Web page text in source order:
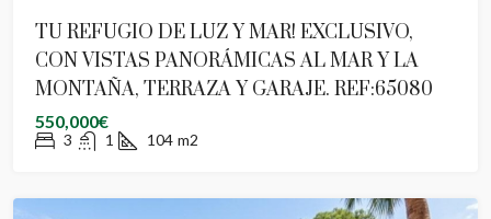
TU REFUGIO DE LUZ Y MAR! EXCLUSIVO,
CON VISTAS PANORÁMICAS AL MAR Y LA
MONTAÑA, TERRAZA Y GARAJE. REF:65080
550,000€
3 1 104 m2